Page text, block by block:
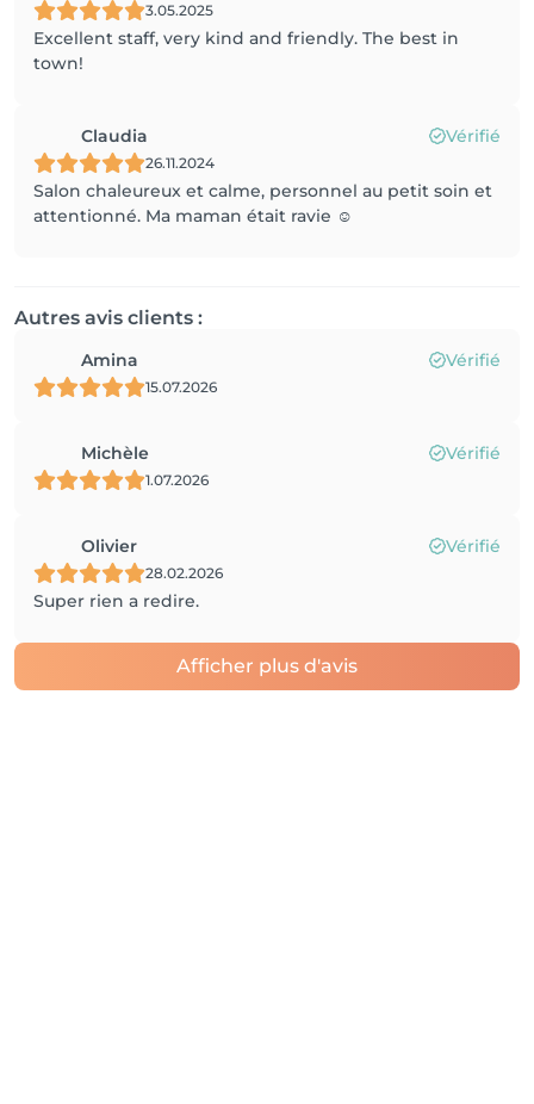
3.05.2025
Excellent staff, very kind and friendly. The best in
town!
Claudia Vérifié
26.11.2024
Salon chaleureux et calme, personnel au petit soin et
attentionné. Ma maman était ravie ☺️
Autres avis clients :
Amina Vérifié
15.07.2026
Michèle Vérifié
1.07.2026
Olivier Vérifié
28.02.2026
Super rien a redire.
Afficher plus d'avis